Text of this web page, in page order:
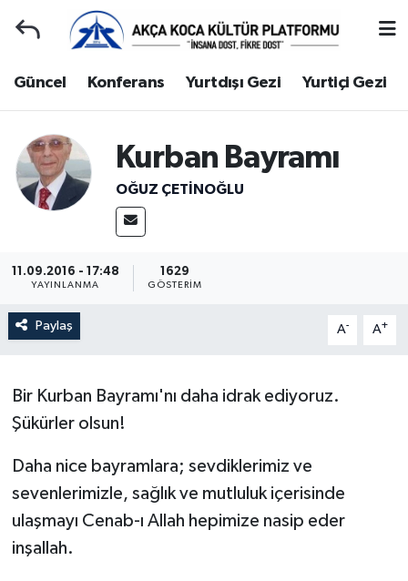
Güncel Konferans Yurtdışı Gezi Yurtiçi Gezi
Kurban Bayramı
OĞUZ ÇETİNOĞLU
11.09.2016 - 17:48
YAYINLANMA
1629
GÖSTERIM
Paylaş A- A+
Bir Kurban Bayramı'nı daha idrak ediyoruz.
Şükürler olsun!
Daha nice bayramlara; sevdiklerimiz ve
sevenlerimizle, sağlık ve mutluluk içerisinde
ulaşmayı Cenab-ı Allah hepimize nasip eder
inşallah.
Gençlerle Başbaşa
Güncel
Konferans
Hakkımızda
Yüksek İstişare Kurulu
Sanat
Kocaeli Hava Durumu
Kocaeli Namaz Vakitleri
Kocaeli Trafik Yoğunluk Haritası
Haber Arşivi